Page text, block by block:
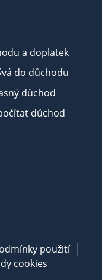
a doplatek
do důchodu
důchod
důchod
použití
cookies